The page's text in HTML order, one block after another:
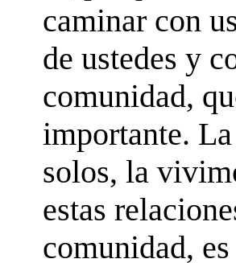
caminar con
de ustedes y
comunidad,
importante.
solos, la
estas
comunidad,